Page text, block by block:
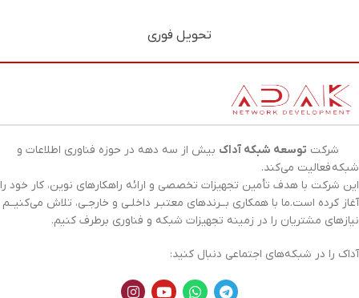
تحویل فوری
شرکت توسعه شبکه آداک بیش از سه دهه در حوزه فناوری اطلاعات و
شبکهفعالیت می‌کند.
این شرکت با هدف تأمین تجهیزات تخصصی و ارائه راهکارهای نوین، کار خود را
آغاز کرده است.ما با همکاری بــرندهای معتبـر داخلـی و خارجـی، تلاش می‌کنیــم
نیازهای مشتریان را در زمینه تجهیزات شبکه و فناوری برطرف کنیم.
آداک را در شبکه‌های اجتماعی دنبال کنید: